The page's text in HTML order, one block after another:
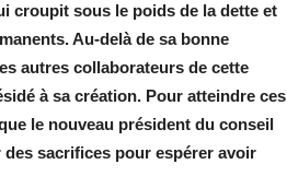
croupit sous le poids de la dette et
Au-delà de sa bonne
autres collaborateurs de cette
à sa création. Pour atteindre ces
le nouveau président du conseil
sacrifices pour espérer avoir